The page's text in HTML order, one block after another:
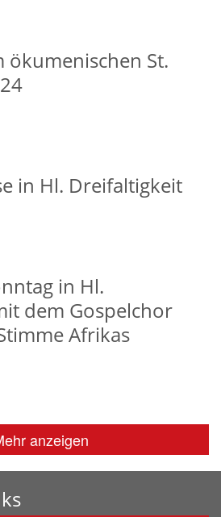
ökumenischen St.
in Hl. Dreifaltigkeit
in Hl.
dem Gospelchor
Afrikas
anzeigen